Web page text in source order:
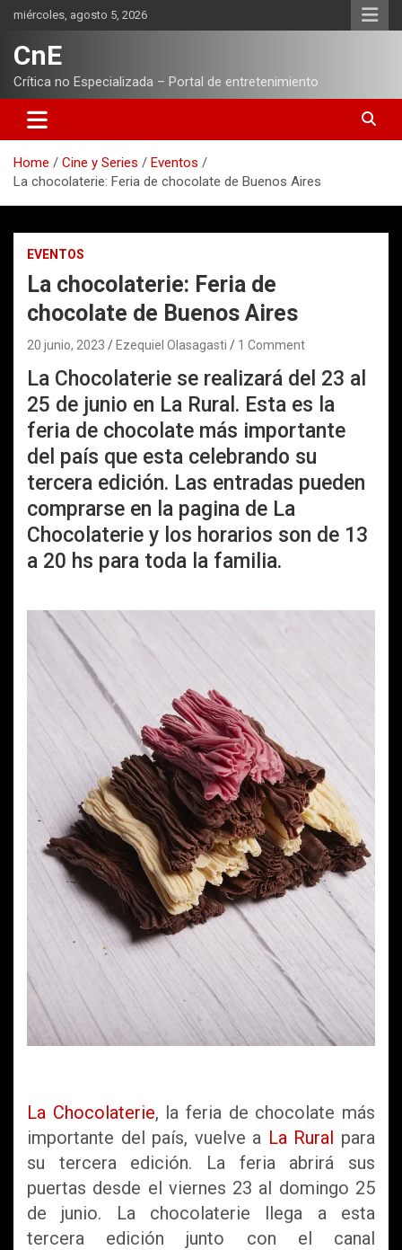
content
miércoles, agosto 5, 2026
CnE
Crítica no Especializada – Portal de entretenimiento
Home Cine y Series
Eventos
La chocolaterie: Feria de chocolate de Buenos Aires
EVENTOS
La chocolaterie: Feria de
chocolate de Buenos Aires
20 junio, 2023 Ezequiel Olasagasti 1 Comment
La Chocolaterie se realizará del 23 al
25 de junio en La Rural. Esta es la
feria de chocolate más importante
del país que esta celebrando su
tercera edición. Las entradas pueden
comprarse en la pagina de La
Chocolaterie y los horarios son de 13
a 20 hs para toda la familia.
La Chocolaterie, la feria de chocolate más
importante del país, vuelve a La Rural para
su tercera edición. La feria abrirá sus
puertas desde el viernes 23 al domingo 25
de junio. La chocolaterie llega a esta
tercera edición junto con el canal